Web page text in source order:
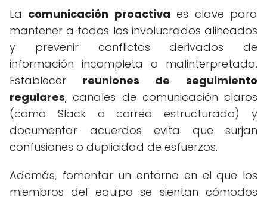
La comunicación proactiva es clave para
mantener a todos los involucrados alineados
y prevenir conflictos derivados de
información incompleta o malinterpretada.
Establecer reuniones de seguimiento
regulares, canales de comunicación claros
(como Slack o correo estructurado) y
documentar acuerdos evita que surjan
confusiones o duplicidad de esfuerzos.
Además, fomentar un entorno en el que los
miembros del equipo se sientan cómodos